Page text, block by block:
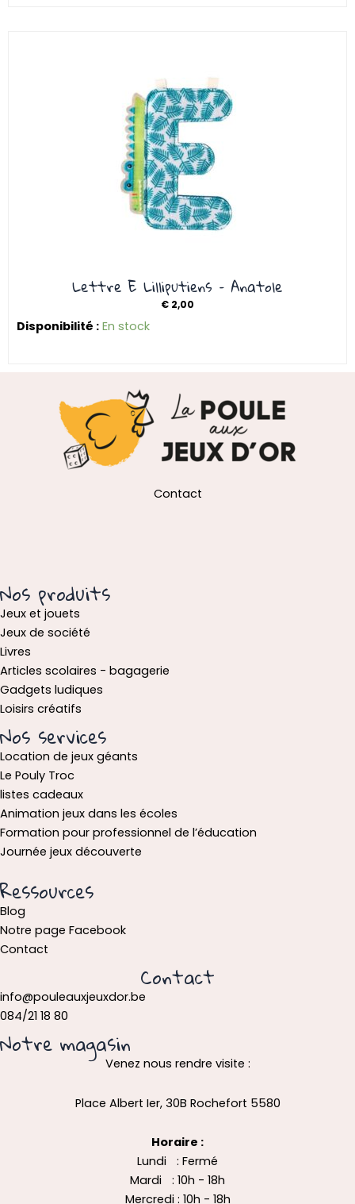
Lettre E Lilliputiens – Anatole
€ 2,00
Disponibilité : En stock
Contact
Nos produits
Jeux et jouets
Jeux de société
Livres
Articles scolaires - bagagerie
Gadgets ludiques
Loisirs créatifs
Nos services
Location de jeux géants
Le Pouly Troc
listes cadeaux
Animation jeux dans les écoles
Formation pour professionnel de l’éducation
Journée jeux découverte
Ressources
Blog
Notre page Facebook
Contact
Contact
info@pouleauxjeuxdor.be
084/21 18 80
Notre magasin
Venez nous rendre visite :
Place Albert Ier, 30B Rochefort 5580
Horaire :
Lundi : Fermé
Mardi : 10h - 18h
Mercredi : 10h - 18h